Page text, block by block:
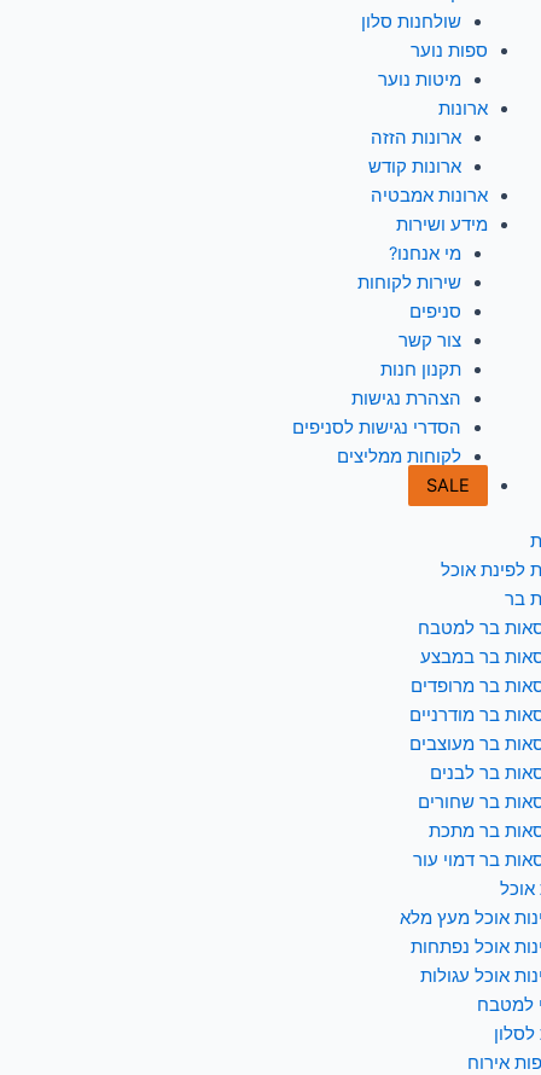
שולחנות סלון
ספות נוער
מיטות נוער
ארונות
ארונות הזזה
ארונות קודש
ארונות אמבטיה
מידע ושירות
מי אנחנו?
שירות לקוחות
סניפים
צור קשר
תקנון חנות
הצהרת נגישות
הסדרי נגישות לסניפים
לקוחות ממליצים
SALE
לפינת אוכל
בר
בר למטבח
בר במבצע
בר מרופדים
בר מודרניים
בר מעוצבים
בר לבנים
בר שחורים
בר מתכת
בר דמוי עור
אוכל
אוכל מעץ מלא
אוכל נפתחות
אוכל עגולות
למטבח
אירוח